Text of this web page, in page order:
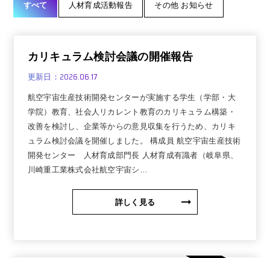
すべて 人材育成活動報告 その他 お知らせ
カリキュラム検討会議の開催報告
更新日： 2026.06.17
航空宇宙生産技術開発センターが実施する学生（学部・大
学院）教育、社会人リカレント教育のカリキュラム構築・
改善を検討し、企業等からの意見収集を行うため、カリキ
ュラム検討会議を開催しました。 構成員 航空宇宙生産技術
開発センター 人材育成部門長 人材育成有識者（岐阜県、
川崎重工業株式会社航空宇宙シ…
詳しく見る